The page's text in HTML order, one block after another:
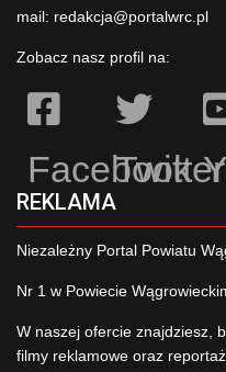
mail: redakcja@portalwrc.pl
Zobacz nasz profil na:
Facebook
Twitter
REKLAMA
Niezależny Portal Powiatu
Nr 1 w Powiecie
W naszej ofercie znajdziesz,
filmy reklamowe oraz